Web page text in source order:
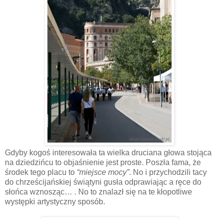
Gdyby kogoś interesowała ta wielka druciana głowa stojąca
na dziedzińcu to objaśnienie jest proste. Poszła fama, że
środek tego placu to “miejsce mocy”. No i przychodzili tacy
do chrześcijańskiej świątyni gusła odprawiając a ręce do
słońca wznosząc… . No to znalazł się na te kłopotliwe
występki artystyczny sposób.